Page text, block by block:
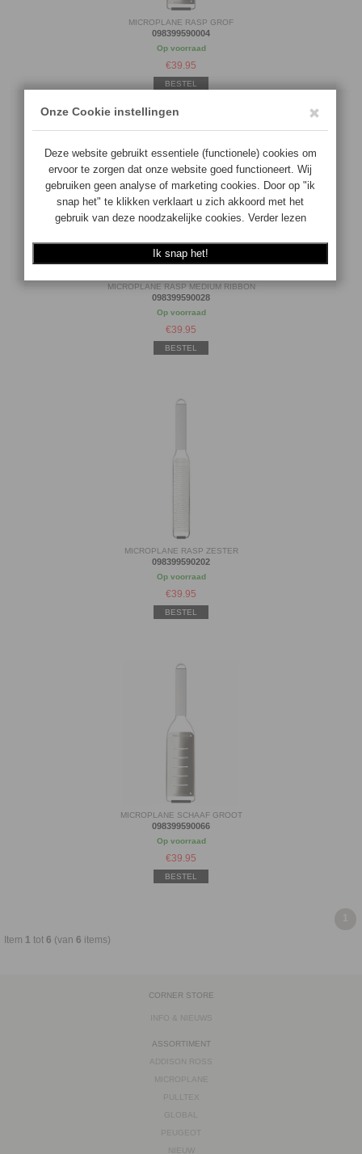
MICROPLANE RASP GROF
098399590004
Op voorraad
€39.95
BESTEL
MICROPLANE RASP MEDIUM RIBBON
098399590028
Op voorraad
€39.95
BESTEL
MICROPLANE RASP ZESTER
098399590202
Op voorraad
€39.95
BESTEL
MICROPLANE SCHAAF GROOT
098399590066
Op voorraad
€39.95
BESTEL
Item 1 tot 6 (van 6 items)
CORNER STORE
INFO & NIEUWS
ASSORTIMENT
ADDISON ROSS
MICROPLANE
PULLTEX
GLOBAL
PEUGEOT
NIEUW